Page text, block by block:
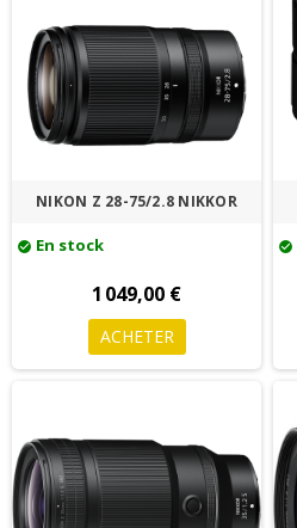
NIKON Z 28-75/2.8 NIKKOR
check_circle En stock
1 049,00 €
ACHETER
check_circle